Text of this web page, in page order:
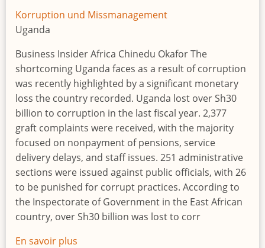
Korruption und Missmanagement
Uganda
Business Insider Africa Chinedu Okafor The
shortcoming Uganda faces as a result of corruption
was recently highlighted by a significant monetary
loss the country recorded. Uganda lost over Sh30
billion to corruption in the last fiscal year. 2,377
graft complaints were received, with the majority
focused on nonpayment of pensions, service
delivery delays, and staff issues. 251 administrative
sections were issued against public officials, with 26
to be punished for corrupt practices. According to
the Inspectorate of Government in the East African
country, over Sh30 billion was lost to corr
En savoir plus